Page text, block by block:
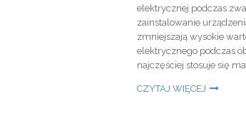
elektrycznej podczas
zainstalowanie
zmniejszają wysokie
elektrycznego podczas
najczęściej stosuje się
CZYTAJ WIĘCEJ